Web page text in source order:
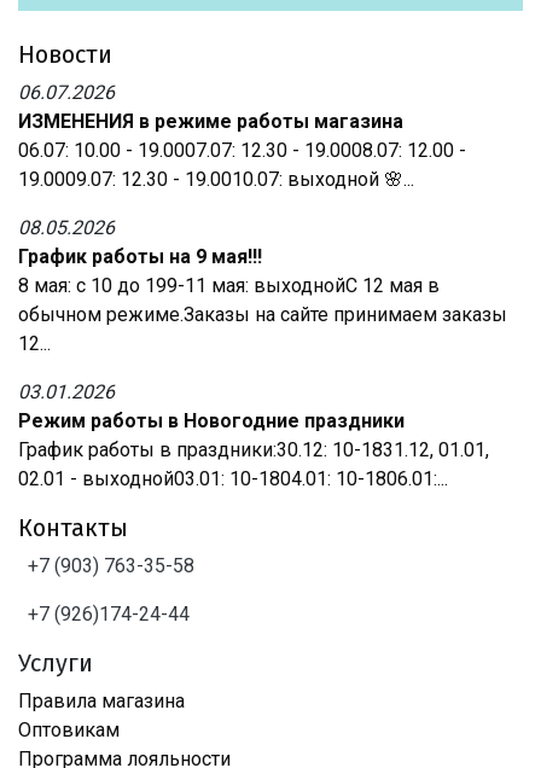
Новости
06.07.2026
ИЗМЕНЕНИЯ в режиме работы магазина
06.07: 10.00 - 19.0007.07: 12.30 - 19.0008.07: 12.00 -
19.0009.07: 12.30 - 19.0010.07: выходной 🌸...
08.05.2026
График работы на 9 мая!!!
8 мая: с 10 до 199-11 мая: выходнойС 12 мая в
обычном режиме.Заказы на сайте принимаем заказы
12...
03.01.2026
Режим работы в Новогодние праздники
График работы в праздники:30.12: 10-1831.12, 01.01,
02.01 - выходной03.01: 10-1804.01: 10-1806.01:...
Контакты
+7 (903) 763-35-58
+7 (926)174-24-44
Услуги
Правила магазина
Оптовикам
Программа лояльности